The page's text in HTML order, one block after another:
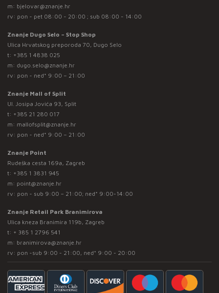
m: bjelovar@znanje.hr
rv: pon - pet 08:00 - 20:00 ; sub 08:00 - 14:00
Znanje Dugo Selo – Stop Shop
Ulica Hrvatskog preporoda 70, Dugo Selo
t: +385 1 4838 025
m: dugo.selo@znanje.hr
rv: pon - ned* 9:00 – 21:00
Znanje Mall of Split
Ul. Josipa Jovića 93, Split
t: +385 21 280 017
m: mallofsplit@znanje.hr
rv: pon - ned* 9:00 – 21:00
Znanje Point
Rudeška cesta 169a, Zagreb
t: +385 1 3831 945
m: point@znanje.hr
rv: pon - sub 9:00 – 21:00; ned* 9:00-14:00
Znanje Retail Park Branimirova
Ulica kneza Branimira 119b, Zagreb
t: + 385 1 2796 541
m: branimirova@znanje.hr
rv: pon -sub 9:00 - 21:00, ned* 9:00 - 20:00